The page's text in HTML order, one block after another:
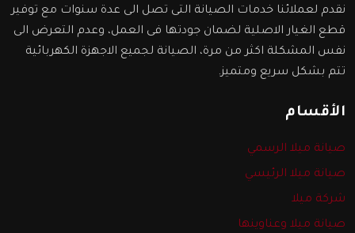
نقدم لعملائنا خدمات الصيانة التى تصل الى عدة سنوات مع توفير
قطع الغيار الاصلية لضمان جودتها فى العمل، وعدم التعرض الى
نفس المشكلة اكثر من مرة، الصيانة لجميع الاجهزة الكهربائية
تتم بشكل سريع ومتميز.
الأقسام
صيانة ميلا الرسمي
صيانة ميلا الرئيسي
شركة ميلا
صيانة ميلا وعناوينها